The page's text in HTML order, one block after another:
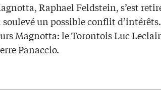
Raphael Feldstein, s’est
un possible conflit d’intérêts.
Magnotta: le Torontois Luc
Panaccio.